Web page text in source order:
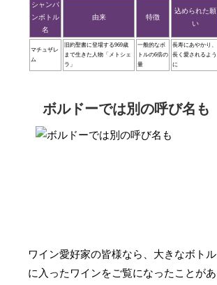
シャンパ
ンボトル
名
由来 特徴
込められた願
い
マチュザレ
ム
旧約聖書に登場する969歳
まで生きた人物「メトシェ
ラ」
一般的なボ
トルの6倍の
量
長寿にあやかり、
長く愛されるよう
に
ボルドーでは別の呼び名も
ワイン愛好家の皆様なら、大きなボトル
に入ったワインをご覧になったことがあ